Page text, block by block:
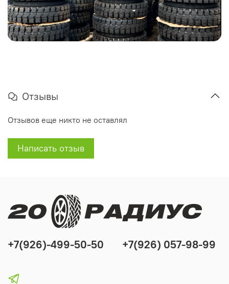
Отзывы
Отзывов еще никто не оставлял
Написать отзыв
+7(926)-499-50-50 +7(926) 057-98-99